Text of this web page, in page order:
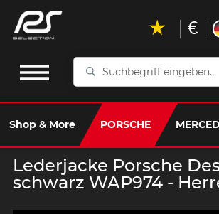
Suchbegriff
Shop & More PORSCHE
€
Lederjacke Porsche
schwarz WAP974 -